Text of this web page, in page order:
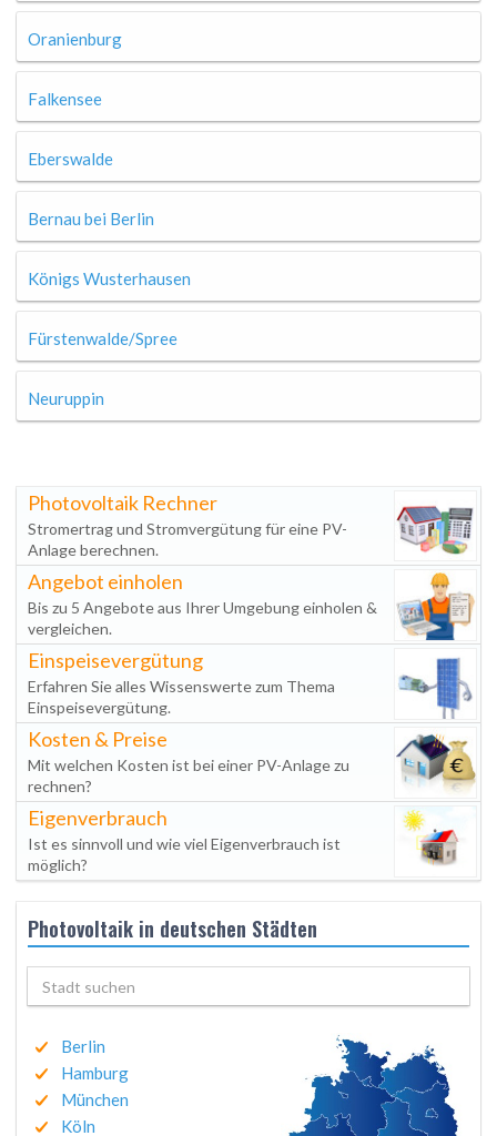
Oranienburg
Falkensee
Eberswalde
Bernau bei Berlin
Königs Wusterhausen
Fürstenwalde/Spree
Neuruppin
Photovoltaik Rechner
Stromertrag und Stromvergütung für eine PV-
Anlage berechnen.
Angebot einholen
Bis zu 5 Angebote aus Ihrer Umgebung einholen &
vergleichen.
Einspeisevergütung
Erfahren Sie alles Wissenswerte zum Thema
Einspeisevergütung.
Kosten & Preise
Mit welchen Kosten ist bei einer PV-Anlage zu
rechnen?
Eigenverbrauch
Ist es sinnvoll und wie viel Eigenverbrauch ist
möglich?
Photovoltaik in deutschen Städten
Berlin
Hamburg
München
Köln